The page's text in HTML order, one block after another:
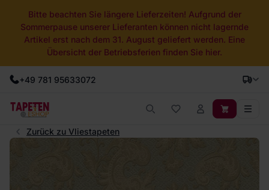
Bitte beachten Sie längere Lieferzeiten! Aufgrund der
Sommerpause unserer Lieferanten können nicht lagernde
Artikel erst nach dem 31. August geliefert werden. Eine
Übersicht der Betriebsferien finden Sie hier.
+49 781 95633072
Zurück zu Vliestapeten